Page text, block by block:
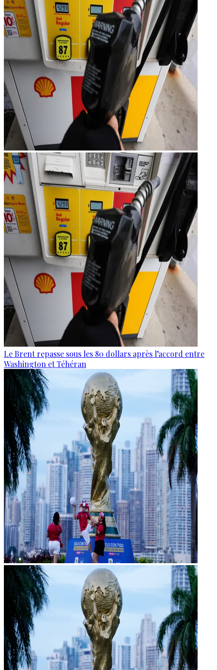
Le Brent repasse sous les 80 dollars après l’accord entre
Washington et Téhéran